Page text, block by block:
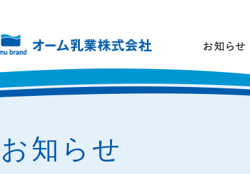
お知らせ